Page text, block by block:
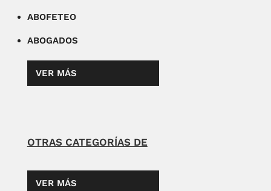
ABOFETEO
ABOGADOS
VER MÁS
OTRAS CATEGORÍAS DE
VER MÁS